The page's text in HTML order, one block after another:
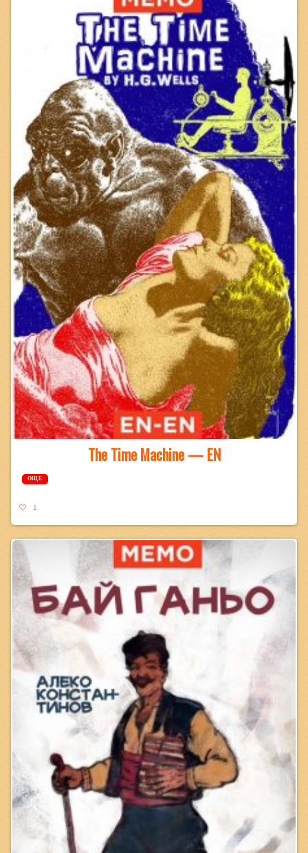
The Time Machine — EN
ОЩЕ
1